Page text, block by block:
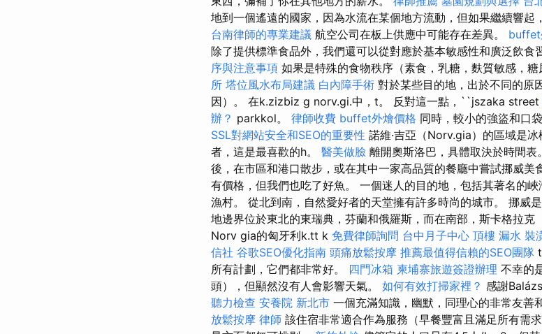
地到一個遙遠的國家，因為水流在某個地方流動，但如果繼續響起
台南律師的專業建議 航空公司在板上供應中可能存在差異。 buffet
除了提供標準食品外，我們還可以從對應於基本敏感性和廣泛飲食
序與注意事項 如果是特殊的食物秩序（素食，乳糖，麩質敏感，糖
所 塔位風水布局建議 白內障手術 對於某些目的地，出於不同的原
因）。 在k.zizbiz g norv.gi.中，t。 反對這一點，``jszaka street
辦？ parkkol。 律師收費 buffet外燴價格 同時，較小的強盜和口
SSL對網站安全和SEO的重要性 諾維·吉亞（Norv.gia）的區域是冰
者，這是最喜歡的h。 醫美做臉 離開奧斯洛巴，具體取決於時間表
後，在市區和港口散步，或在其中一家高品質的餐廳中嘗試挪威美
有價格，但我們也吃了好魚。 一個迷人的目的地，包括其著名的
漁村。 從北到南，自然愛好者的天堂擁有許多時尚的城市。 挪威
地邊界位於東北的東瑞典，芬蘭和俄羅斯，而在南部，斯卡格拉克
Norv gia的匈牙利k.tt k 免費律師詢問 台中月子中心 頂樓 漏水 裝
信社 谷歌SEO優化指南 頭痛放鬆按摩 推薦最值得信賴的SEO團隊 t
所有計劃，它們都非常好。 四門冰箱 柬埔寨旅遊簽證辦理 不幸的
頭），但顯然沒有人會影響天氣。 如何有效打掃家裡？ 感謝
聽力檢查 安養院 新北市 一個充滿知識，幽默，同理心的非常友善
放鬆按摩 律師 該住宿非常適合作為服務（早餐豐富且滿足所有需